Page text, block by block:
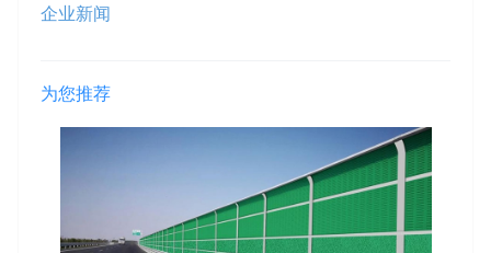
企业新闻
为您推荐